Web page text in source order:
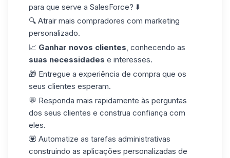
para que serve a SalesForce? ⬇️
🔍 Atrair mais compradores com marketing
personalizado.
📈 Ganhar novos clientes, conhecendo as
suas necessidades e interesses.
🎁 Entregue a experiência de compra que os
seus clientes esperam.
💬 Responda mais rapidamente às perguntas
dos seus clientes e construa confiança com
eles.
💟 Automatize as tarefas administrativas
construindo as aplicações personalizadas de